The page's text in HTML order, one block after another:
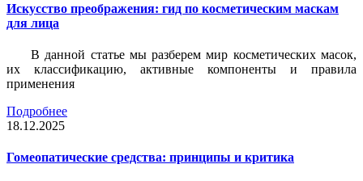
Искусство преображения: гид по косметическим маскам
для лица
В данной статье мы разберем мир косметических масок,
их классификацию, активные компоненты и правила
применения
Подробнее
18.12.2025
Гомеопатические средства: принципы и критика